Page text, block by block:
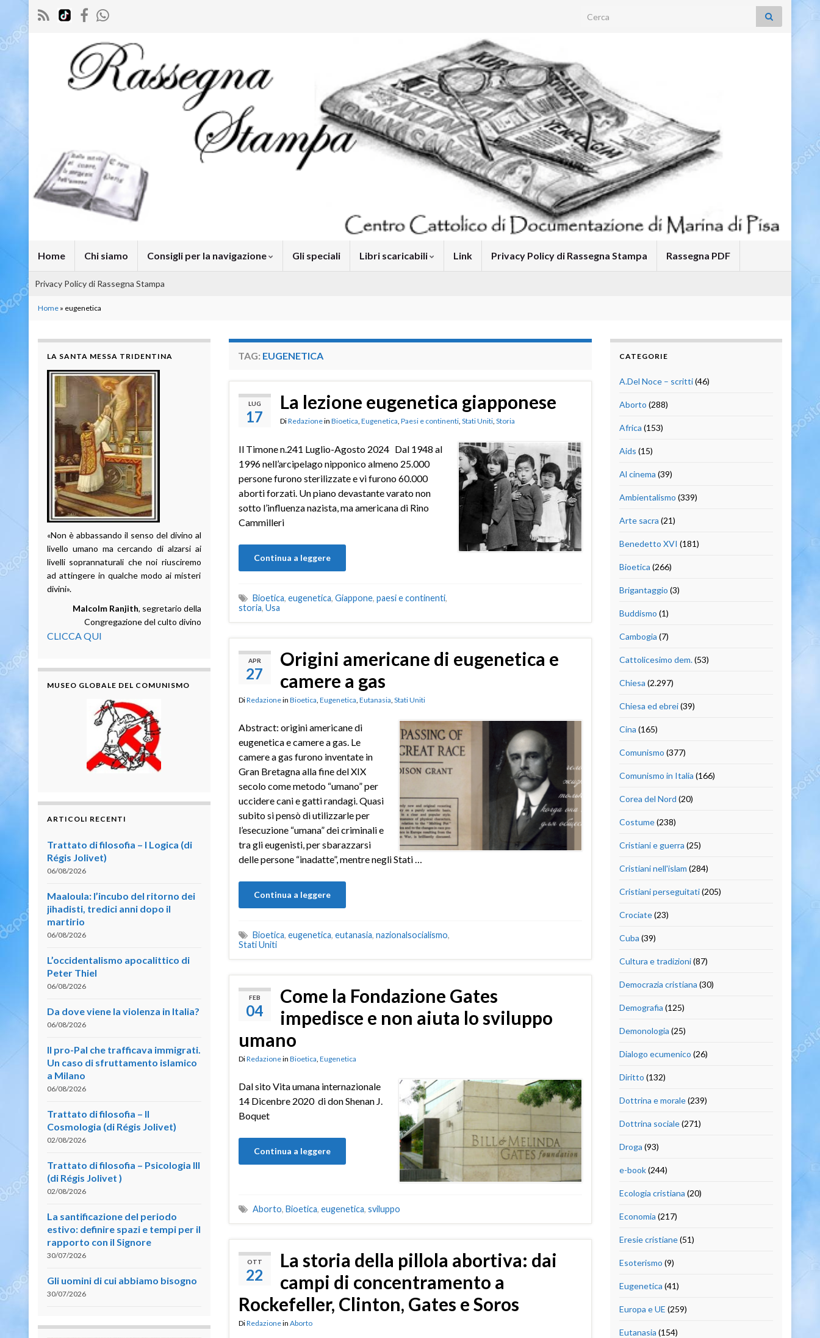
Search for:
Home Chi siamo Consigli per la navigazione Gli speciali Libri scaricabili Link Privacy Policy di Rassegna Stampa Rassegna PDF
Privacy Policy di Rassegna Stampa
Home » eugenetica
TAG: EUGENETICA
LUG
17
La lezione eugenetica giapponese
DiRedazionein Bioetica Eugenetica Paesi e continenti, Stati Uniti, Storia
Il Timone n.241 Luglio-Agosto 2024 Dal 1948 al
1996 nell’arcipelago nipponico almeno 25.000
persone furono sterilizzate e vi furono 60.000
aborti forzati. Un piano devastante varato non
sotto l’influenza nazista, ma americana di Rino
Cammilleri
Continua a leggere
Bioetica, eugenetica, Giappone, paesi e continenti,
storia, Usa
APR
27
Origini americane di eugenetica e
camere a gas
DiRedazionein Bioetica Eugenetica Eutanasia Stati Uniti
Abstract: origini americane di
eugenetica e camere a gas. Le
camere a gas furono inventate in
Gran Bretagna alla fine del XIX
secolo come metodo “umano” per
uccidere cani e gatti randagi. Quasi
subito si pensò di utilizzarle per
l’esecuzione “umana” dei criminali e
tra gli eugenisti, per sbarazzarsi
delle persone “inadatte”, mentre negli Stati …
Continua a leggere
Bioetica, eugenetica, eutanasia, nazionalsocialismo,
Stati Uniti
FEB
04
Come la Fondazione Gates
impedisce e non aiuta lo sviluppo
umano
DiRedazionein Bioetica Eugenetica
Dal sito Vita umana internazionale
14 Dicenbre 2020 di don Shenan J.
Boquet
Continua a leggere
Aborto, Bioetica, eugenetica, sviluppo
OTT
22
La storia della pillola abortiva: dai
campi di concentramento a
Rockefeller, Clinton, Gates e Soros
DiRedazionein Aborto
LA SANTA MESSA TRIDENTINA
«Non è abbassando il senso del divino al
livello umano ma cercando di alzarsi ai
livelli soprannaturali che noi riusciremo
ad attingere in qualche modo ai misteri
divini».
Malcolm Ranjith, segretario della
Congregazione del culto divino
CLICCA QUI
MUSEO GLOBALE DEL COMUNISMO
ARTICOLI RECENTI
Trattato di filosofia – I Logica (di
Régis Jolivet)
06/08/2026
Maaloula: l’incubo del ritorno dei
jihadisti, tredici anni dopo il
martirio
06/08/2026
L’occidentalismo apocalittico di
Peter Thiel
06/08/2026
Da dove viene la violenza in Italia?
06/08/2026
Il pro-Pal che trafficava immigrati.
Un caso di sfruttamento islamico
a Milano
06/08/2026
Trattato di filosofia – II
Cosmologia (di Régis Jolivet)
02/08/2026
Trattato di filosofia – Psicologia III
(di Régis Jolivet )
02/08/2026
La santificazione del periodo
estivo: definire spazi e tempi per il
rapporto con il Signore
30/07/2026
Gli uomini di cui abbiamo bisogno
30/07/2026
CATEGORIE
A.Del Noce – scritti(46)
Aborto (288)
Africa (153)
Aids (15)
Al cinema (39)
Ambientalismo (339)
Arte sacra (21)
Benedetto XVI (181)
Bioetica (266)
Brigantaggio (3)
Buddismo (1)
Cambogia (7)
Cattolicesimo dem.(53)
Chiesa (2.297)
Chiesa ed ebrei(39)
Cina (165)
Comunismo (377)
Comunismo in Italia (166)
Corea del Nord (20)
Costume(238)
Cristiani e guerra (25)
Cristiani nell'islam (284)
Cristiani perseguitati(205)
Crociate(23)
Cuba (39)
Cultura e tradizioni(87)
Democrazia cristiana (30)
Demografia (125)
Demonologia (25)
Dialogo ecumenico (26)
Diritto (132)
Dottrina e morale(239)
Dottrina sociale(271)
Droga (93)
e-book(244)
Ecologia cristiana (20)
Economia (217)
Eresie cristiane(51)
Esoterismo (9)
Eugenetica (41)
Europa e UE (259)
Eutanasia (154)